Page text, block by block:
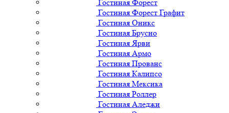
Гостиная Форест
Гостиная Форест Графит
Гостиная Оникс
Гостиная Брусно
Гостиная Ярви
Гостиная Армо
Гостиная Прованс
Гостиная Калипсо
Гостиная Мексика
Гостиная Роллер
Гостиная Аледжи